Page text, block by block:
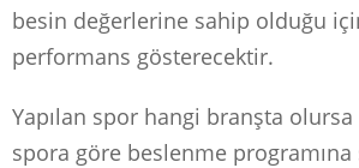
besin değerlerine sahip olduğu
performans gösterecektir.
Yapılan spor hangi branşta olursa
spora göre beslenme programına